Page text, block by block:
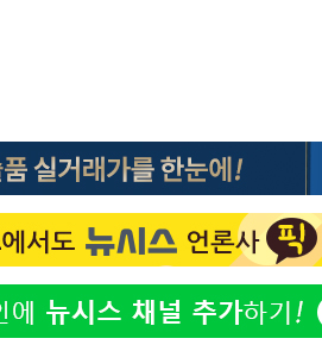
발견
속[다음주 날
겠다"
겨드려 죄송"